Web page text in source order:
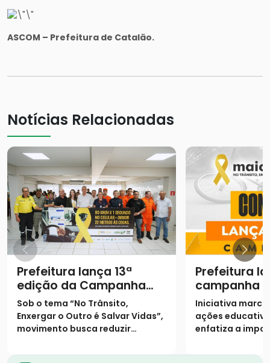
ASCOM – Prefeitura de Catalão.
Notícias Relacionadas
Prefeitura lança 13ª
edição da Campanha
Maio Amarelo com foco
na empatia no trânsito
Sob o tema “No Trânsito,
Enxergar o Outro é Salvar Vidas”,
movimento busca reduzir
população sobre o crescimento
Prefeitura
campanha
Amarelo"
Iniciativa marca
ações
enfatiza a